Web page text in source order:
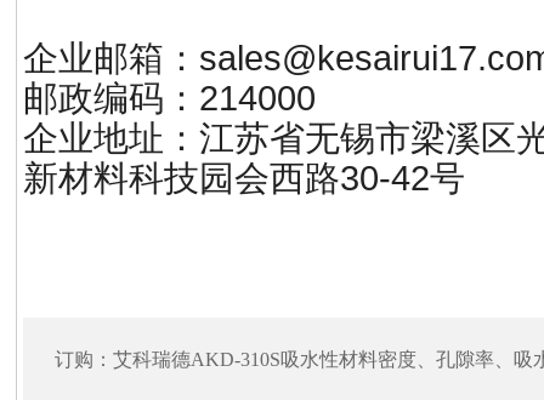
企业邮箱：
邮政编码：214000
企业地址：江苏省无锡市梁溪区
新材料科技园会西路30-42号
订购：艾科瑞德AKD-310S吸水性材料密度、孔隙率、吸